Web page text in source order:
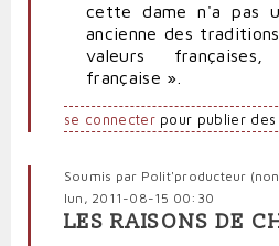
cette dame n'a pas
ancienne des
valeurs
française ».
se connecterpour publier des
Soumis par Polit'producteur
lun, 2011-08-15 00:30
LES RAISONS DE